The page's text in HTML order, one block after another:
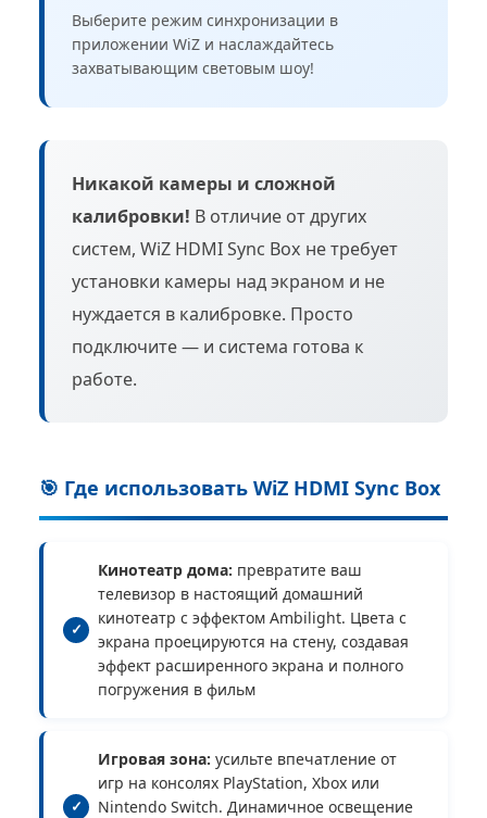
Выберите режим синхронизации в
приложении WiZ и наслаждайтесь
захватывающим световым шоу!
Никакой камеры и сложной
калибровки! В отличие от других
систем, WiZ HDMI Sync Box не требует
установки камеры над экраном и не
нуждается в калибровке. Просто
подключите — и система готова к
работе.
🎯 Где использовать WiZ HDMI Sync Box
Кинотеатр дома: превратите ваш
телевизор в настоящий домашний
кинотеатр с эффектом Ambilight. Цвета с
экрана проецируются на стену, создавая
эффект расширенного экрана и полного
погружения в фильм
Игровая зона: усильте впечатление от
игр на консолях PlayStation, Xbox или
Nintendo Switch. Динамичное освещение